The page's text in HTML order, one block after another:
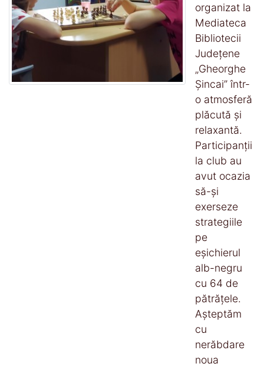
organizat la
Mediateca
Bibliotecii
Județene
„Gheorghe
Șincai” într-
o atmosferă
plăcută și
relaxantă.
Participanții
la club au
avut ocazia
să-și
exerseze
strategiile
pe
eșichierul
alb-negru
cu 64 de
pătrățele.
Așteptăm
cu
nerăbdare
noua